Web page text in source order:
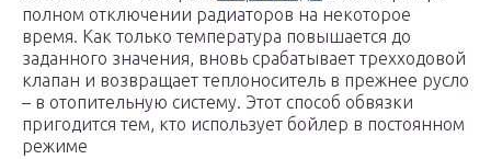
полном отключении радиаторов на некоторое
время. Как только температура повышается до
заданного значения, вновь срабатывает трехходовой
клапан и возвращает теплоноситель в прежнее русло
– в отопительную систему. Этот способ обвязки
пригодится тем, кто использует бойлер в постоянном
режиме